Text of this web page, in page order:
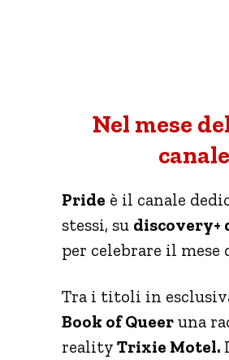
Nel mese
Pride è il canale
stessi, su discovery+
per celebrare il
Tra i titoli in
Book of Queer una
reality Trixie Motel.